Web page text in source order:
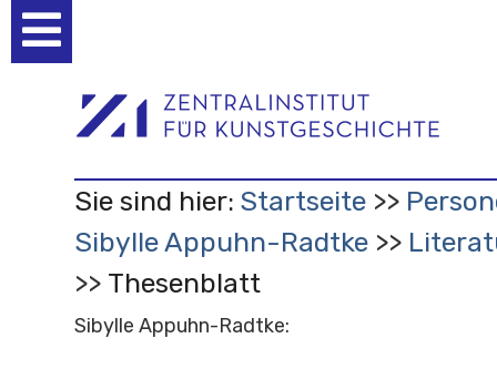
Werkzeuge
Sie sind hier: Startseite
Sibylle Appuhn-Radtke
Thesenblatt
Sibylle Appuhn-Radtke: